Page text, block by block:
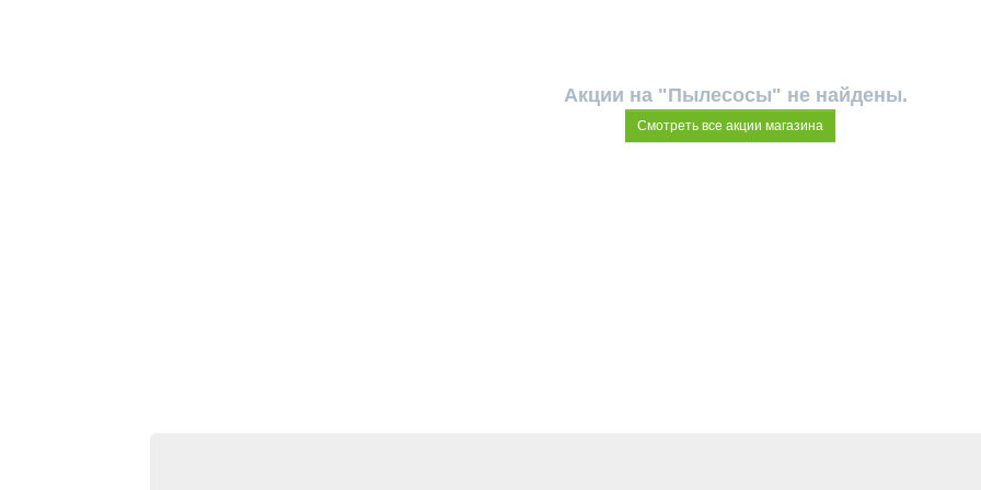
Акции на "Пылесосы" не найдены.
Смотреть все акции магазина